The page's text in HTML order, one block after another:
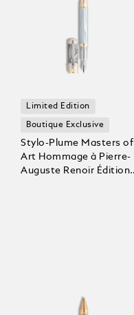
Limited Edition
Boutique Exclusive
Stylo-Plume Masters of
Art Hommage à Pierre-
Auguste Renoir Édition